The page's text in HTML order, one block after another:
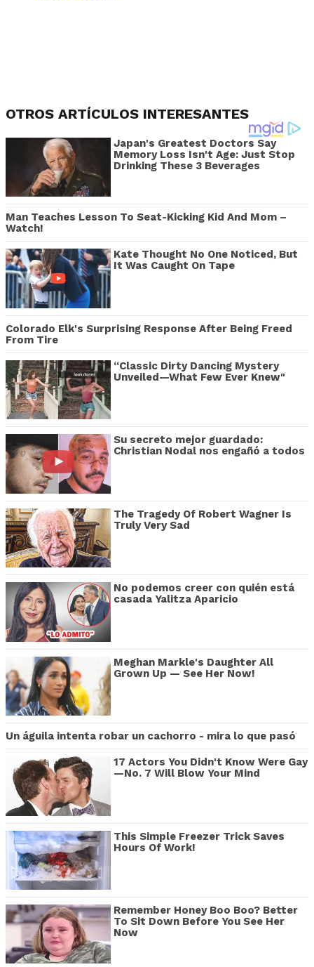
OTROS ARTÍCULOS INTERESANTES
Japan's Greatest Doctors Say
Memory Loss Isn't Age: Just Stop
Drinking These 3 Beverages
Man Teaches Lesson To Seat-Kicking Kid And Mom –
Watch!
Kate Thought No One Noticed, But
It Was Caught On Tape
Colorado Elk's Surprising Response After Being Freed
From Tire
“Classic Dirty Dancing Mystery
Unveiled—What Few Ever Knew"
Su secreto mejor guardado:
Christian Nodal nos engañó a todos
The Tragedy Of Robert Wagner Is
Truly Very Sad
No podemos creer con quién está
casada Yalitza Aparicio
Meghan Markle's Daughter All
Grown Up — See Her Now!
Un águila intenta robar un cachorro - mira lo que pasó
17 Actors You Didn't Know Were Gay
—No. 7 Will Blow Your Mind
This Simple Freezer Trick Saves
Hours Of Work!
Remember Honey Boo Boo? Better
To Sit Down Before You See Her
Now